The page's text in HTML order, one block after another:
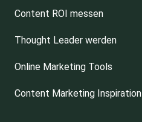
Content ROI messen
Thought Leader werden
Online Marketing Tools
Content Marketing Inspiration